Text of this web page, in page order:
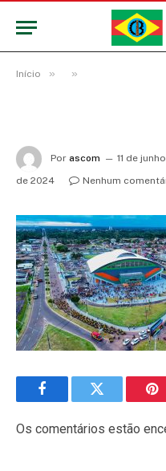
Início » »
Por ascom 11 de
de 2024
Nenhum
FacebookTwitter
Os comentários estão